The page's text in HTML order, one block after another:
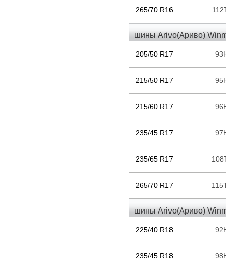
265/70 R16
шины Arivo(Ариво)
205/50 R17
215/50 R17
215/60 R17
235/45 R17
235/65 R17
265/70 R17
шины Arivo(Ариво)
225/40 R18
235/45 R18